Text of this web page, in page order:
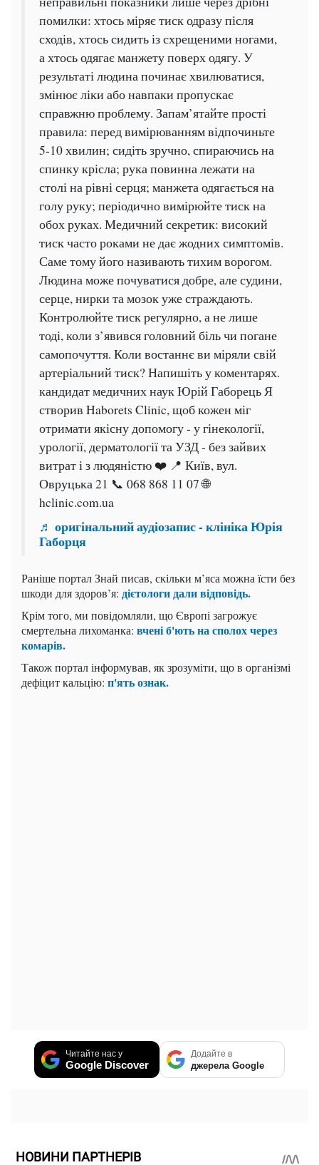
помилки: хтось міряє тиск одразу після
сходів, хтось сидить із схрещеними ногами,
а хтось одягає манжету поверх одягу. У
результаті людина починає хвилюватися,
змінює ліки або навпаки пропускає
справжню проблему. Запам’ятайте прості
правила: перед вимірюванням відпочиньте
5-10 хвилин; сидіть зручно, спираючись на
спинку крісла; рука повинна лежати на
столі на рівні серця; манжета одягається на
голу руку; періодично вимірюйте тиск на
обох руках. Медичний секретик: високий
тиск часто роками не дає жодних симптомів.
Саме тому його називають тихим ворогом.
Людина може почуватися добре, але судини,
серце, нирки та мозок уже страждають.
Контролюйте тиск регулярно, а не лише
тоді, коли з’явився головний біль чи погане
самопочуття. Коли востаннє ви міряли свій
артеріальний тиск? Напишіть у коментарях.
кандидат медичних наук Юрій Габорець Я
створив Haborets Clinic, щоб кожен міг
отримати якісну допомогу - у гінекології,
урології, дерматології та УЗД - без зайвих
витрат і з людяністю ❤️ 📍 Київ, вул.
Овруцька 21 📞 068 868 11 07 🌐
hclinic.com.ua
♬ оригінальний аудіозапис - клініка Юрія
Габорця
Раніше портал Знай писав, скільки м’яса можна їсти без
шкоди для здоров’я: дієтологи дали відповідь.
Крім того, ми повідомляли, що Європі загрожує
смертельна лихоманка: вчені б'ють на сполох через
комарів.
Також портал інформував, як зрозуміти, що в організмі
дефіцит кальцію: п'ять ознак.
Читайте нас у
Google Discover
Додайте в
джерела Google
НОВИНИ ПАРТНЕРІВ